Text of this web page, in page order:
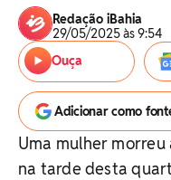
Redação iBahia
29/05/2025 às 9:54
Ouça
Adicionar como
Uma mulher
na tarde desta